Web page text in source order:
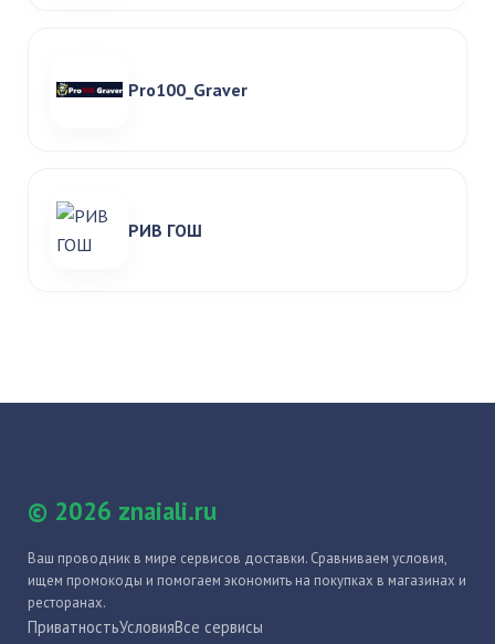
Pro100_Graver
РИВ ГОШ
© 2026 znaiali.ru
Ваш проводник в мире сервисов доставки. Сравниваем условия,
ищем промокоды и помогаем экономить на покупках в магазинах и
ресторанах.
ПриватностьУсловияВсе сервисы